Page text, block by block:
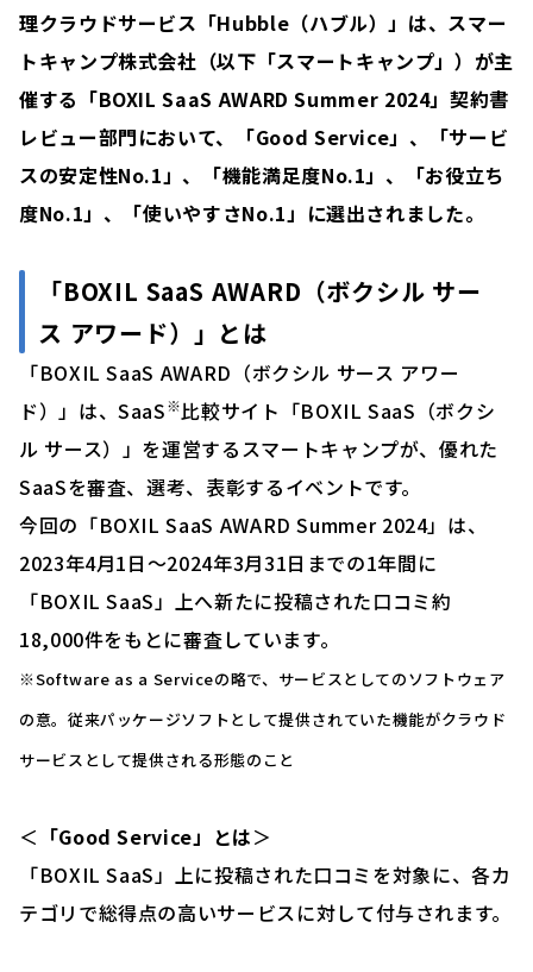
理クラウドサービス「Hubble（ハブル）」は、スマー
トキャンプ株式会社（以下「スマートキャンプ」）が主
催する「BOXIL SaaS AWARD Summer 2024」契約書
レビュー部門において、「Good Service」、「サービ
スの安定性No.1」、「機能満足度No.1」、「お役立ち
度No.1」、「使いやすさNo.1」に選出されました。
「BOXIL SaaS AWARD（ボクシル サー
ス アワード）」とは
「BOXIL SaaS AWARD（ボクシル サース アワー
ド）」は、SaaS※比較サイト「BOXIL SaaS（ボクシ
ル サース）」を運営するスマートキャンプが、優れた
SaaSを審査、選考、表彰するイベントです。
今回の「BOXIL SaaS AWARD Summer 2024」は、
2023年4月1日〜2024年3月31日までの1年間に
「BOXIL SaaS」上へ新たに投稿された口コミ約
18,000件をもとに審査しています。
※Software as a Serviceの略で、サービスとしてのソフトウェア
の意。従来パッケージソフトとして提供されていた機能がクラウド
サービスとして提供される形態のこと
＜ 「Good Service」とは＞
「BOXIL SaaS」上に投稿された口コミを対象に、各カ
テゴリで総得点の高いサービスに対して付与されます。